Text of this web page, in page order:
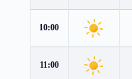
10:00
11:00